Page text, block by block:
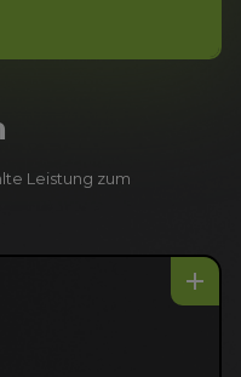
Leistung zum
add